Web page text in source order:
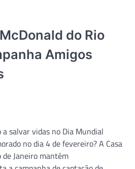
do Rio
Amigos
salvar vidas no Dia Mundial
no dia 4 de fevereiro? A Casa
de Janeiro mantém